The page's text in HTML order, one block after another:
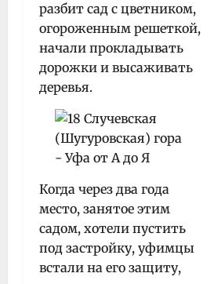
разбит сад с цветником,
огороженным решеткой,
начали прокладывать
дорожки и высаживать
деревья.
Когда через два года
место, занятое этим
садом, хотели пустить
под застройку, уфимцы
встали на его защиту,